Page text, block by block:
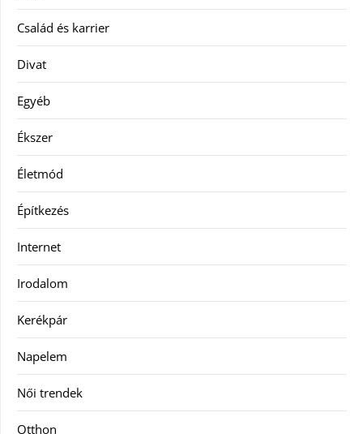
Család és karrier
Divat
Egyéb
Ékszer
Életmód
Építkezés
Internet
Irodalom
Kerékpár
Napelem
Női trendek
Otthon